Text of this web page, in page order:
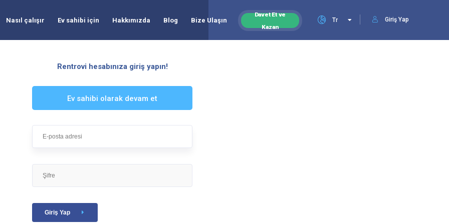
Giriş Yap
Tr
Nasıl çalışır Ev sahibi için Hakkımızda Blog Bize Ulaşın
Davet Et ve
Kazan
Rentrovi hesabınıza giriş yapın!
Ev sahibi olarak devam et
Giriş Yap